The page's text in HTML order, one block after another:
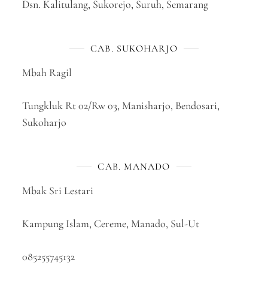
Dsn. Kalitulang, Sukorejo, Suruh, Semarang
CAB. SUKOHARJO
Mbah Ragil
Tungkluk Rt 02/Rw 03, Manisharjo, Bendosari,
Sukoharjo
CAB. MANADO
Mbak Sri Lestari
Kampung Islam, Cereme, Manado, Sul-Ut
085255745132